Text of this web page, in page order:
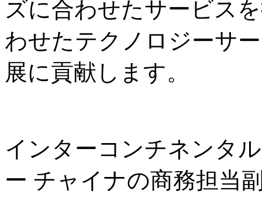
ズに合わせたサービス
わせたテクノロジーサ
展に貢献します。
インターコンチネンタ
ー チャイナの商務担当